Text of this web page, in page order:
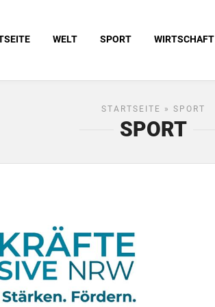
WELT SPORT WIRTSCHAFT
STARTSEITE » SPORT
SPORT